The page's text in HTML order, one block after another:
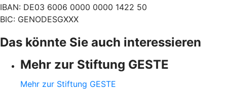
IBAN: DE03 6006 0000 0000 1422 50
BIC: GENODESGXXX
Das könnte Sie auch interessieren
Mehr zur Stiftung GESTE
Mehr zur Stiftung GESTE